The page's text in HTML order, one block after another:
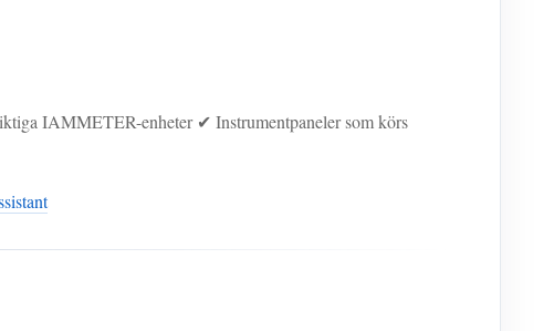
IAMMETER-enheter ✔ Instrumentpaneler som körs